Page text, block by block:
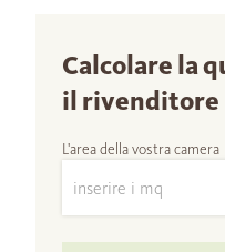
Calcolare la
il rivenditore
L'area della vostra camera